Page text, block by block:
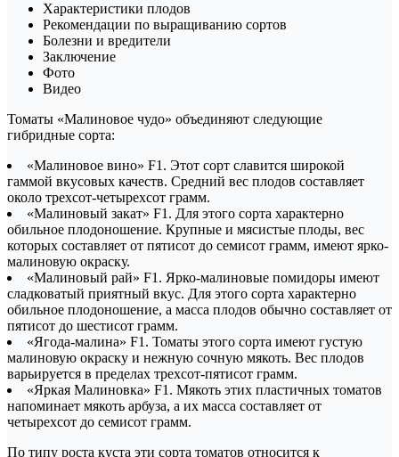
Характеристики плодов
Рекомендации по выращиванию сортов
Болезни и вредители
Заключение
Фото
Видео
Томаты «Малиновое чудо» объединяют следующие
гибридные сорта:
«Малиновое вино» F1. Этот сорт славится широкой
гаммой вкусовых качеств. Средний вес плодов составляет
около трехсот-четырехсот грамм.
«Малиновый закат» F1. Для этого сорта характерно
обильное плодоношение. Крупные и мясистые плоды, вес
которых составляет от пятисот до семисот грамм, имеют ярко-
малиновую окраску.
«Малиновый рай» F1. Ярко-малиновые помидоры имеют
сладковатый приятный вкус. Для этого сорта характерно
обильное плодоношение, а масса плодов обычно составляет от
пятисот до шестисот грамм.
«Ягода-малина» F1. Томаты этого сорта имеют густую
малиновую окраску и нежную сочную мякоть. Вес плодов
варьируется в пределах трехсот-пятисот грамм.
«Яркая Малиновка» F1. Мякоть этих пластичных томатов
напоминает мякоть арбуза, а их масса составляет от
четырехсот до семисот грамм.
По типу роста куста эти сорта томатов относится к